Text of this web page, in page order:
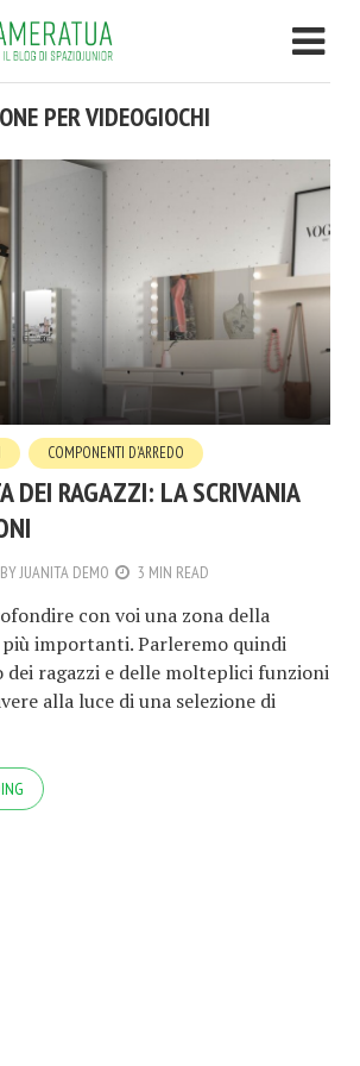
PER VIDEOGIOCHI
COMPONENTI D'ARREDO
DEI RAGAZZI: LA SCRIVANIA
BYJUANITA DEMO 3 MIN READ
con voi una zona della
importanti. Parleremo quindi
dei ragazzi e delle molteplici funzioni
alla luce di una selezione di